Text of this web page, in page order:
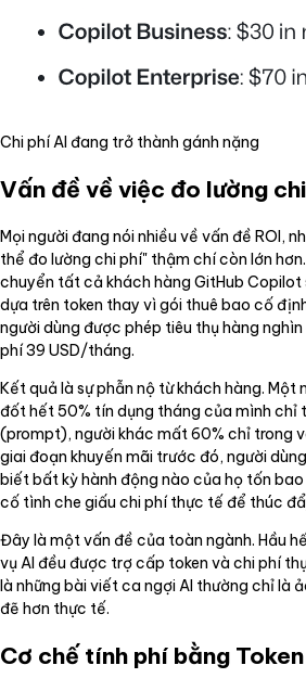
Chi phí AI đang trở thành gánh nặng
Vấn đề về việc đo lường
Mọi người đang nói nhiều về vấn đề ROI,
thể đo lường chi phí" thậm chí còn lớn
chuyển tất cả khách hàng GitHub Copilot
dựa trên token thay vì gói thuê bao cố
người dùng được phép tiêu thụ hàng
phí 39 USD/tháng.
Kết quả là sự phẫn nộ từ khách hàng. Một
đốt hết 50% tín dụng tháng của mình chỉ
(prompt), người khác mất 60% chỉ trong
giai đoạn khuyến mãi trước đó, người
biết bất kỳ hành động nào của họ tốn
cố tình che giấu chi phí thực tế để thúc
Đây là một vấn đề của toàn ngành. Hầu
vụ AI đều được trợ cấp token và chi phí
là những bài viết ca ngợi AI thường chỉ là
đẽ hơn thực tế.
Cơ chế tính phí bằng